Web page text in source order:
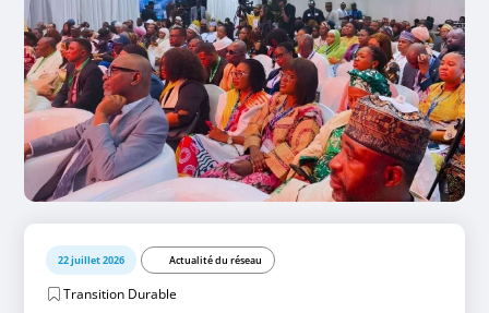
22 juillet 2026 Actualité du réseau
Transition Durable